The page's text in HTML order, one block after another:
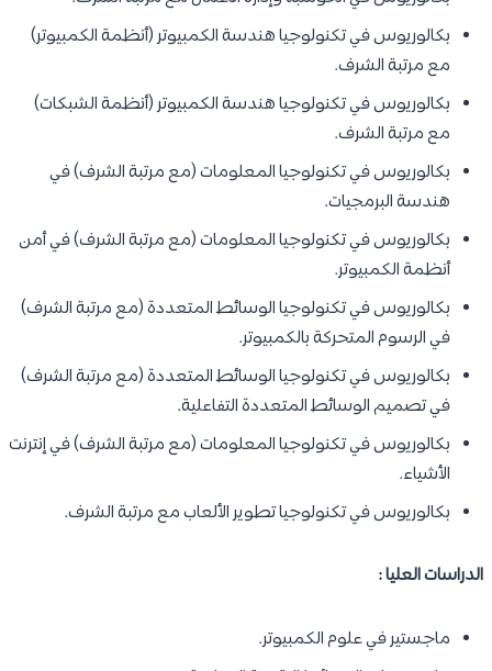
بكالوريوس في تكنولوجيا هندسة الكمبيوتر (أنظمة الكمبيوتر)
مع مرتبة الشرف.
بكالوريوس في تكنولوجيا هندسة الكمبيوتر (أنظمة الشبكات)
مع مرتبة الشرف.
بكالوريوس في تكنولوجيا المعلومات (مع مرتبة الشرف) في
هندسة البرمجيات.
بكالوريوس في تكنولوجيا المعلومات (مع مرتبة الشرف) في أمن
أنظمة الكمبيوتر.
بكالوريوس في تكنولوجيا الوسائط المتعددة (مع مرتبة الشرف)
في الرسوم المتحركة بالكمبيوتر.
بكالوريوس في تكنولوجيا الوسائط المتعددة (مع مرتبة الشرف)
في تصميم الوسائط المتعددة التفاعلية.
بكالوريوس في تكنولوجيا المعلومات (مع مرتبة الشرف) في إنترنت
الأشياء.
بكالوريوس في تكنولوجيا تطوير الألعاب مع مرتبة الشرف.
الدراسات العليا :
ماجستير في علوم الكمبيوتر.